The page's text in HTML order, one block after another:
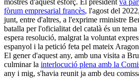
mostres d'aquest esforç. El president va
fòrum empresarial francès, l'agost del
junt, entre d'altres, a l'exprime rministre
batalla per l'oficialitat del català és un tema
espera resolució, malgrat la voluntat
espanyol i la petició feta pel mateix
El gener d'aquest any, amb una visita a
culminar la interlocució plena amb la
any i mig, s'havia reunit ja amb deu